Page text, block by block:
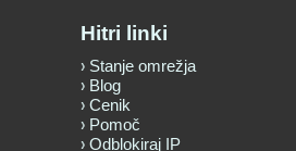
Hitri linki
Stanje omrežja
Blog
Cenik
Pomoč
Odblokiraj IP